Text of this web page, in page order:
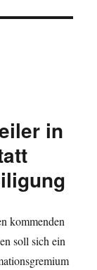
in
kommenden
soll sich ein